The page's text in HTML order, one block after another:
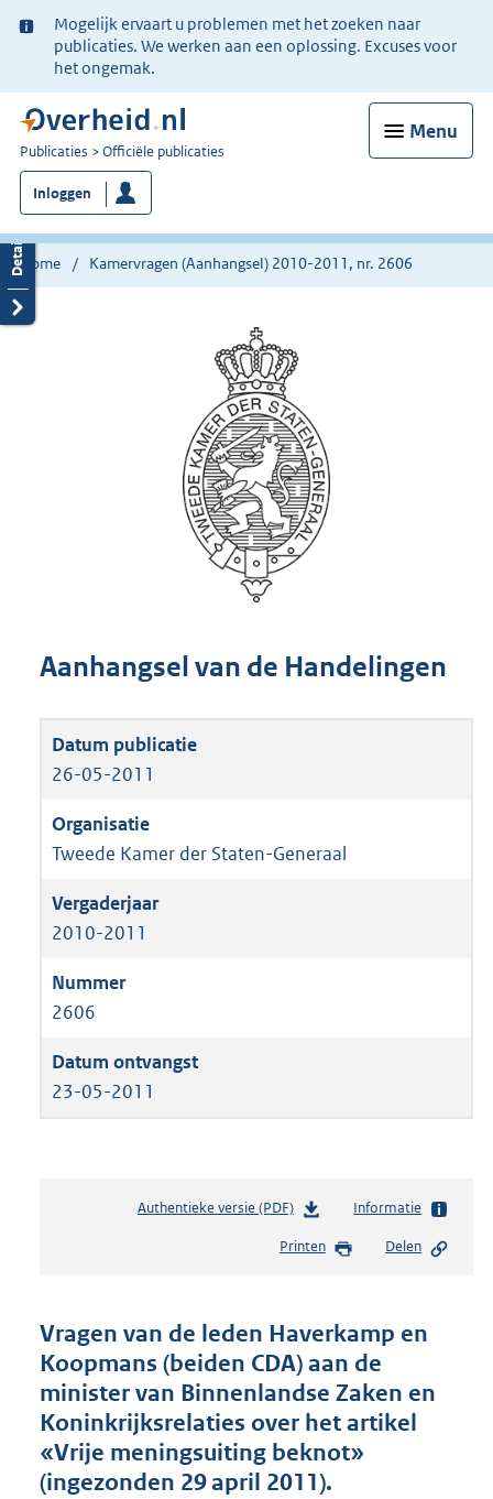
Ter
informatie:
Mogelijk ervaart u problemen met het zoeken naar
publicaties. We werken aan een oplossing. Excuses voor
het ongemak.
Menu
U
bent
nu
hier:
Publicaties Officiële publicaties
Inloggen
Home Kamervragen (Aanhangsel) 2010-2011, nr. 2606
Aanhangsel van de Handelingen
26-05-2011
Tweede Kamer der Staten-Generaal
2010-2011
2606
23-05-2011
Authentieke versie (PDF)b
s
d
s
g
r
o
o
Informatie
Printen Delen
Vragen van de leden Haverkamp en
Koopmans (beiden CDA) aan de
minister van Binnenlandse Zaken en
Koninkrijksrelaties over het artikel
«Vrije meningsuiting beknot»
(ingezonden 29 april 2011).